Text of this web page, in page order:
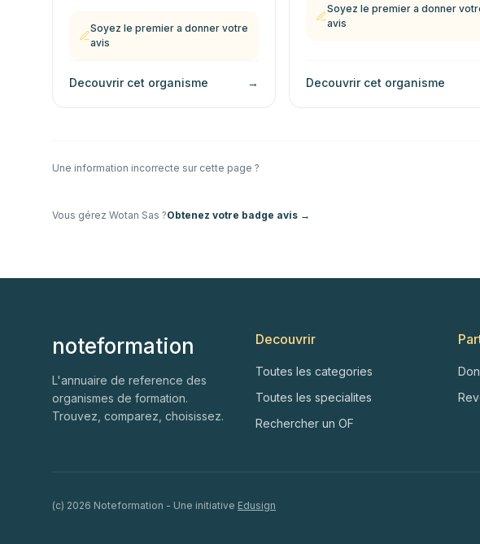
Soyez le premier a donner votre
avis
Decouvrir cet organisme →
Soyez le premier a donner
avis
Decouvrir cet organisme
Une information incorrecte sur cette page ?
Vous gérez Wotan Sas ?Obtenez votre badge avis →
noteformation
L'annuaire de reference des
organismes de formation.
Trouvez, comparez, choisissez.
Decouvrir
Toutes les categories
Toutes les specialites
Rechercher un OF
(c) 2026 Noteformation - Une initiative Edusign